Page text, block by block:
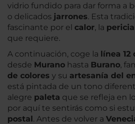
vidrio fundido para dar forma a
o delicados jarrones. Esta
fascinante por el calor, la pericia
que requiere.
A continuación, coge la línea
desde Murano hasta Burano,
de colores y su artesanía del
está pintada de un tono
alegre paleta que se refleja en
por aquí te sentirás como si
postal. Antes de volver a